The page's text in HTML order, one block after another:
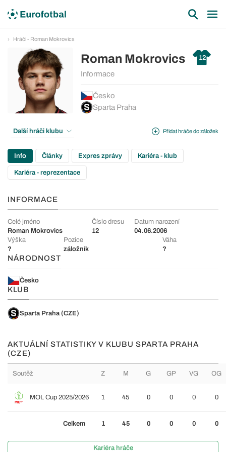
Hráči - Roman Mokrovics
Roman Mokrovics 12
Informace
Česko
Sparta Praha
Přidat hráče do záložek
Další hráči klubu
Info Články Expres zprávy Kariéra - klub
Kariéra - reprezentace
INFORMACE
Celé jméno
Roman Mokrovics
Číslo dresu
12
Datum narození
04.06.2006
Výška
?
Pozice
záložník
Váha
?
NÁRODNOST
Česko
KLUB
Sparta Praha (CZE)
AKTUÁLNÍ STATISTIKY V KLUBU SPARTA PRAHA
(CZE)
Soutěž Z M G GP VG OG
MOL Cup 2025/2026 1 45 0 0 0 0
Celkem 1 45 0 0 0 0
Kariéra hráče